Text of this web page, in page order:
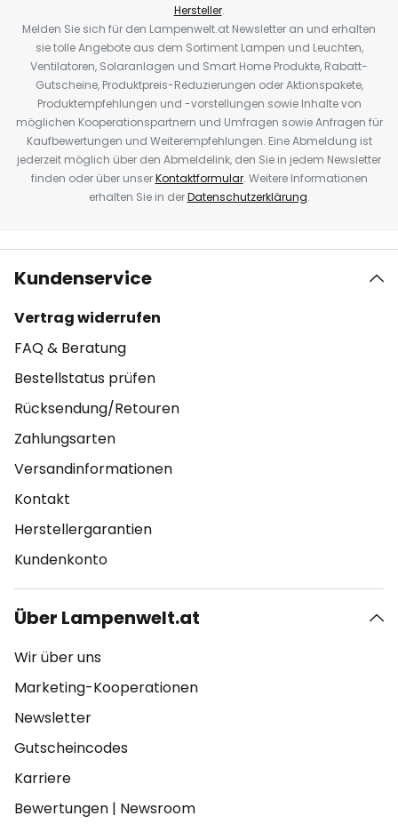
Hersteller.
Melden Sie sich für den Lampenwelt.at Newsletter an und erhalten
sie tolle Angebote aus dem Sortiment Lampen und Leuchten,
Ventilatoren, Solaranlagen und Smart Home Produkte, Rabatt-
Gutscheine, Produktpreis-Reduzierungen oder Aktionspakete,
Produktempfehlungen und -vorstellungen sowie Inhalte von
möglichen Kooperationspartnern und Umfragen sowie Anfragen für
Kaufbewertungen und Weiterempfehlungen. Eine Abmeldung ist
jederzeit möglich über den Abmeldelink, den Sie in jedem Newsletter
finden oder über unserKontaktformular. Weitere Informationen
erhalten Sie in derDatenschutzerklärung.
Kundenservice
Vertrag widerrufen
FAQ & Beratung
Bestellstatus prüfen
Rücksendung/Retouren
Zahlungsarten
Versandinformationen
Kontakt
Herstellergarantien
Kundenkonto
Über Lampenwelt.at
Wir über uns
Marketing-Kooperationen
Newsletter
Gutscheincodes
Karriere
Bewertungen | Newsroom